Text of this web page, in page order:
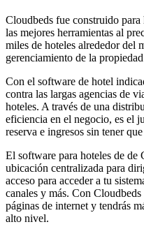
Cloudbeds fue construido
las mejores herramientas al
miles de hoteles alrededor del
gerenciamiento de la
Con el software de hotel
contra las largas agencias de
hoteles. A través de una
eficiencia en el negocio, es el
reserva e ingresos sin tener
El software para hoteles de de
ubicación centralizada para
acceso para acceder a tu
canales y más. Con
páginas de internet y tendrás
alto nivel.